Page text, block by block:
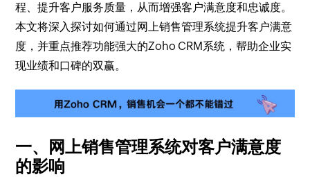
程、提升客户服务质量，从而增强客户满意度和忠诚度。
本文将深入探讨如何通过网上销售管理系统提升客户满意
度，并重点推荐功能强大的Zoho CRM系统，帮助企业实
现业绩和口碑的双赢。
一、网上销售管理系统对客户满意度
的影响